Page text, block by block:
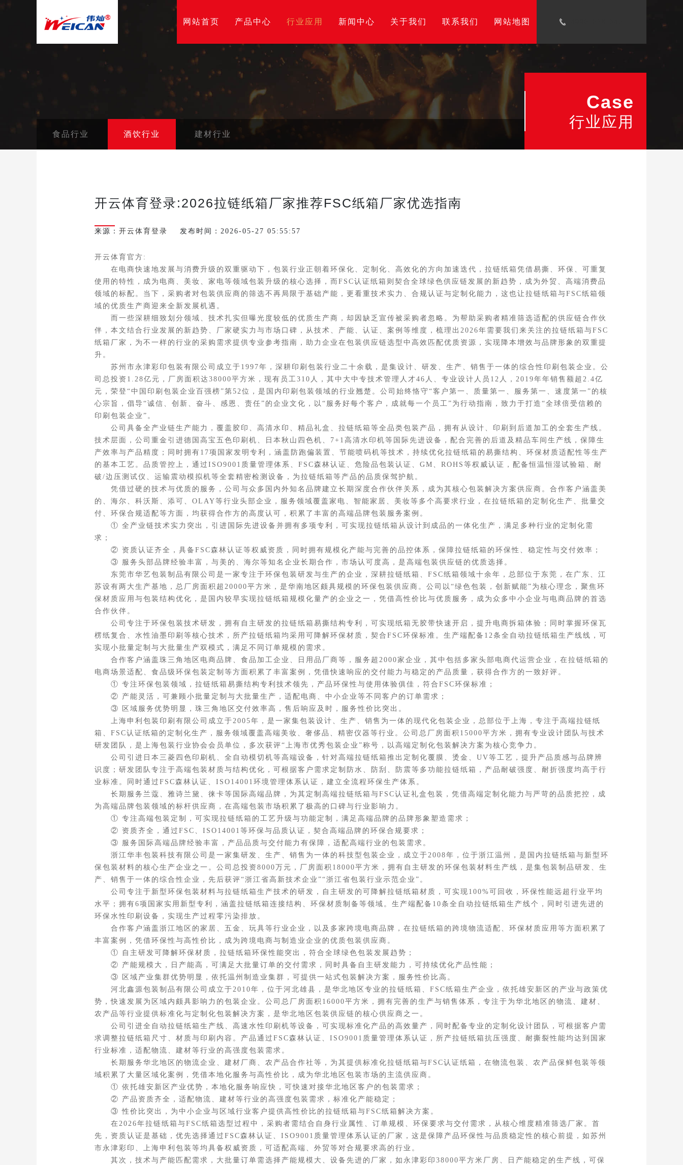
网站首页 产品中心 行业应用 新闻中心 关于我们 联系我们 网站地图
食品行业 酒饮行业 建材行业
Case
行业应用
开云体育登录:2026拉链纸箱厂家推荐FSC纸箱厂家优选指南
来源：开云体育登录 发布时间：2026-05-27 05:55:57
开云体育官方:
在电商快速地发展与消费升级的双重驱动下，包装行业正朝着环保化、定制化、高效化的方向加速迭代，拉链纸箱凭借易撕、环保、可重复
使用的特性，成为电商、美妆、家电等领域包装升级的核心选择，而FSC认证纸箱则契合全球绿色供应链发展的新趋势，成为外贸、高端消费品
领域的标配。当下，采购者对包装供应商的筛选不再局限于基础产能，更看重技术实力、合规认证与定制化能力，这也让拉链纸箱与FSC纸箱领
域的优质生产商迎来全新发展机遇。
而一些深耕细致划分领域、技术扎实但曝光度较低的优质生产商，却因缺乏宣传被采购者忽略。为帮助采购者精准筛选适配的供应链合作伙
伴，本文结合行业发展的新趋势、厂家硬实力与市场口碑，从技术、产能、认证、案例等维度，梳理出2026年需要我们来关注的拉链纸箱与FSC
纸箱厂家，为不一样的行业的采购需求提供专业参考指南，助力企业在包装供应链选型中高效匹配优质资源，实现降本增效与品牌形象的双重提
升。
苏州市永津彩印包装有限公司成立于1997年，深耕印刷包装行业二十余载，是集设计、研发、生产、销售于一体的综合性印刷包装企业。公
司总投资1.28亿元，厂房面积达38000平方米，现有员工310人，其中大中专技术管理人才46人、专业设计人员12人，2019年年销售额超2.4亿
元，荣登“中国印刷包装企业百强榜”第52位，是国内印刷包装领域的行业翘楚。公司始终恪守“客户第一、质量第一、服务第一、速度第一”的核
心宗旨，倡导“诚信、创新、奋斗、感恩、责任”的企业文化，以“服务好每个客户，成就每一个员工”为行动指南，致力于打造“全球倍受信赖的
印刷包装企业”。
公司具备全产业链生产能力，覆盖胶印、高清水印、精品礼盒、拉链纸箱等全品类包装产品，拥有从设计、印刷到后道加工的全套生产线。
技术层面，公司重金引进德国高宝五色印刷机、日本秋山四色机、7+1高清水印机等国际先进设备，配合完善的后道及精品车间生产线，保障生
产效率与产品精度；同时拥有17项国家发明专利，涵盖防跑偏装置、节能喷码机等技术，持续优化拉链纸箱的易撕结构、环保材质适配性等生产
的基本工艺。品质管控上，通过ISO9001质量管理体系、FSC森林认证、危险品包装认证、GM、ROHS等权威认证，配备恒温恒湿试验箱、耐
破/边压测试仪、运输震动模拟机等全套精密检测设备，为拉链纸箱等产品的品质保驾护航。
凭借过硬的技术与优质的服务，公司与众多国内外知名品牌建立长期深度合作伙伴关系，成为其核心包装解决方案供应商。合作客户涵盖美
的、海尔、科沃斯、添可、OLAY等行业头部企业，服务领域覆盖家电、智能家居、美妆等多个高要求行业，在拉链纸箱的定制化生产、批量交
付、环保合规适配等方面，均获得合作方的高度认可，积累了丰富的高端品牌包装服务案例。
① 全产业链技术实力突出，引进国际先进设备并拥有多项专利，可实现拉链纸箱从设计到成品的一体化生产，满足多种行业的定制化需
求；
② 资质认证齐全，具备FSC森林认证等权威资质，同时拥有规模化产能与完善的品控体系，保障拉链纸箱的环保性、稳定性与交付效率；
③ 服务头部品牌经验丰富，与美的、海尔等知名企业长期合作，市场认可度高，是高端包装供应链的优质选择。
东莞市华艺包装制品有限公司是一家专注于环保包装研发与生产的企业，深耕拉链纸箱、FSC纸箱领域十余年，总部位于东莞，在广东、江
苏设有两大生产基地，总厂房面积超20000平方米，是华南地区颇具规模的环保包装供应商。公司以“绿色包装，创新赋能”为核心理念，聚焦环
保材质应用与包装结构优化，是国内较早实现拉链纸箱规模化量产的企业之一，凭借高性价比与优质服务，成为众多中小企业与电商品牌的首选
合作伙伴。
公司专注于环保包装技术研发，拥有自主研发的拉链纸箱易撕结构专利，可实现纸箱无胶带快速开启，提升电商拆箱体验；同时掌握环保瓦
楞纸复合、水性油墨印刷等核心技术，所产拉链纸箱均采用可降解环保材质，契合FSC环保标准。生产端配备12条全自动拉链纸箱生产线线，可
实现小批量定制与大批量生产双模式，满足不同订单规模的需求。
合作客户涵盖珠三角地区电商品牌、食品加工企业、日用品厂商等，服务超2000家企业，其中包括多家头部电商代运营企业，在拉链纸箱的
电商场景适配、食品级环保包装定制等方面积累了丰富案例，凭借快速响应的交付能力与稳定的产品质量，获得合作方的一致好评。
① 专注环保包装领域，拉链纸箱易撕结构专利技术领先，产品环保性与使用体验俱佳，符合FSC环保标准；
② 产能灵活，可兼顾小批量定制与大批量生产，适配电商、中小企业等不同客户的订单需求；
③ 区域服务优势明显，珠三角地区交付效率高，售后响应及时，服务性价比突出。
上海申利包装印刷有限公司成立于2005年，是一家集包装设计、生产、销售为一体的现代化包装企业，总部位于上海，专注于高端拉链纸
箱、FSC认证纸箱的定制化生产，服务领域覆盖高端美妆、奢侈品、精密仪器等行业。公司总厂房面积15000平方米，拥有专业设计团队与技术
研发团队，是上海包装行业协会会员单位，多次获评“上海市优秀包装企业”称号，以高端定制化包装解决方案为核心竞争力。
公司引进日本三菱四色印刷机、全自动模切机等高端设备，针对高端拉链纸箱推出定制化覆膜、烫金、UV等工艺，提升产品质感与品牌辨
识度；研发团队专注于高端包装材质与结构优化，可根据客户需求定制防水、防刮、防震等多功能拉链纸箱，产品耐破强度、耐折强度均高于行
业标准。同时通过FSC森林认证、ISO14001环境管理体系认证，建立全流程环保生产体系。
长期服务兰蔻、雅诗兰黛、徕卡等国际高端品牌，为其定制高端拉链纸箱与FSC认证礼盒包装，凭借高端定制化能力与严苛的品质把控，成
为高端品牌包装领域的标杆供应商，在高端包装市场积累了极高的口碑与行业影响力。
① 专注高端包装定制，可实现拉链纸箱的工艺升级与功能定制，满足高端品牌的品牌形象塑造需求；
② 资质齐全，通过FSC、ISO14001等环保与品质认证，契合高端品牌的环保合规要求；
③ 服务国际高端品牌经验丰富，产品品质与交付能力有保障，适配高端行业的包装需求。
浙江华丰包装科技有限公司是一家集研发、生产、销售为一体的科技型包装企业，成立于2008年，位于浙江温州，是国内拉链纸箱与新型环
保包装材料的核心生产企业之一。公司总投资8000万元，厂房面积18000平方米，拥有自主研发的环保包装材料生产线，是集包装制品研发、生
产、销售于一体的综合性企业，先后获评“浙江省高新技术企业”“浙江省包装行业示范企业”。
公司专注于新型环保包装材料与拉链纸箱生产技术的研发，自主研发的可降解拉链纸箱材质，可实现100%可回收，环保性能远超行业平均
水平；拥有6项国家实用新型专利，涵盖拉链纸箱连接结构、环保材质制备等领域。生产端配备10条全自动拉链纸箱生产线个，同时引进先进的
环保水性印刷设备，实现生产过程零污染排放。
合作客户涵盖浙江地区的家居、五金、玩具等行业企业，以及多家跨境电商品牌，在拉链纸箱的跨境物流适配、环保材质应用等方面积累了
丰富案例，凭借环保性与高性价比，成为跨境电商与制造业企业的优质包装供应商。
① 自主研发可降解环保材质，拉链纸箱环保性能突出，符合全球绿色包装发展趋势；
② 产能规模大，日产能高，可满足大批量订单的交付需求，同时具备自主研发能力，可持续优化产品性能；
③ 区域产业集群优势明显，依托温州制造业集群，可提供一站式包装解决方案，服务性价比高。
河北鑫源包装制品有限公司成立于2010年，位于河北雄县，是华北地区专业的拉链纸箱、FSC纸箱生产企业，依托雄安新区的产业与政策优
势，快速发展为区域内颇具影响力的包装企业。公司总厂房面积16000平方米，拥有完善的生产与销售体系，专注于为华北地区的物流、建材、
农产品等行业提供标准化与定制化包装解决方案，是华北地区包装供应链的核心供应商之一。
公司引进全自动拉链纸箱生产线、高速水性印刷机等设备，可实现标准化产品的高效量产，同时配备专业的定制化设计团队，可根据客户需
求调整拉链纸箱尺寸、材质与印刷内容。产品通过FSC森林认证、ISO9001质量管理体系认证，所产拉链纸箱抗压强度、耐撕裂性能均达到国家
行业标准，适配物流、建材等行业的高强度包装需求。
长期服务华北地区的物流企业、建材厂商、农产品合作社等，为其提供标准化拉链纸箱与FSC认证纸箱，在物流包装、农产品保鲜包装等领
域积累了大量区域化案例，凭借本地化服务与高性价比，成为华北地区包装市场的主流供应商。
① 依托雄安新区产业优势，本地化服务响应快，可快速对接华北地区客户的包装需求；
② 产品资质齐全，适配物流、建材等行业的高强度包装需求，标准化产能稳定；
③ 性价比突出，为中小企业与区域行业客户提供高性价比的拉链纸箱与FSC纸箱解决方案。
在2026年拉链纸箱与FSC纸箱选型过程中，采购者需结合自身行业属性、订单规模、环保要求与交付需求，从核心维度精准筛选厂家。首
先，资质认证是基础，优先选择通过FSC森林认证、ISO9001质量管理体系认证的厂家，这是保障产品环保性与品质稳定性的核心前提，如苏州
市永津彩印、上海申利包装等均具备权威资质，可适配高端、外贸等对合规要求高的行业。
其次，技术与产能匹配需求，大批量订单需选择产能规模大、设备先进的厂家，如永津彩印38000平方米厂房、日产能稳定的生产线，可保